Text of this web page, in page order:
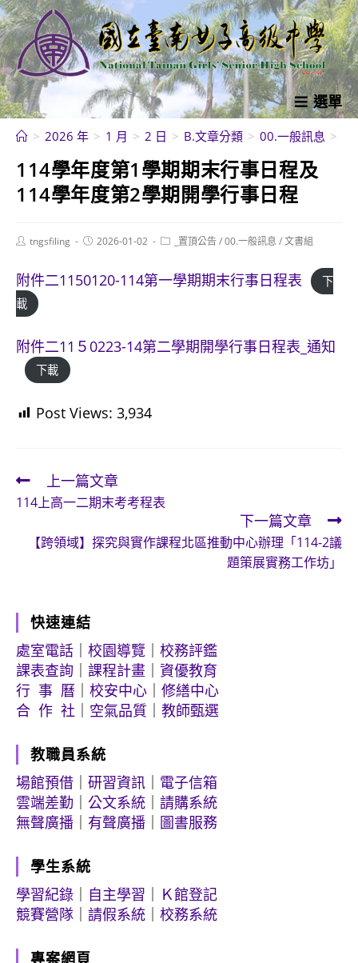
跳
轉
至
主
要
內
選單
> 2026 年 > 1 月 > 2 日 > B.文章分類 > 00.一般訊息 >
114學年度第1學期期末行事日程及
114學年度第2學期開學行事日程
Posttngsfiling
Post2026-01-02
Post _置頂公告/00.一般訊息 /文書組
附件二1150120-114第一學期期末行事日程表
下
載
附件二11５0223-14第二學期開學行事日程表_通知
下載
Post Views: 3,934
Read
more
articles
上一篇文章
114上高一二期末考考程表
下一篇文章
【跨領域】探究與實作課程北區推動中心辦理「114-2議
題策展實務工作坊」
快速連結
處室電話
校園導覽
校務評鑑
課表查詢
課程計畫
資優教育
行 事 曆
校安中心
修繕中心
合 作 社
空氣品質 教師甄選
教職員系統
場館預借
研習資訊
電子信箱
雲端差勤
公文系統
請購系統
無聲廣播
有聲廣播 圖書服務
學生系統
學習紀錄
自主學習
Ｋ館登記
競賽營隊
請假系統 校務系統
專案網頁